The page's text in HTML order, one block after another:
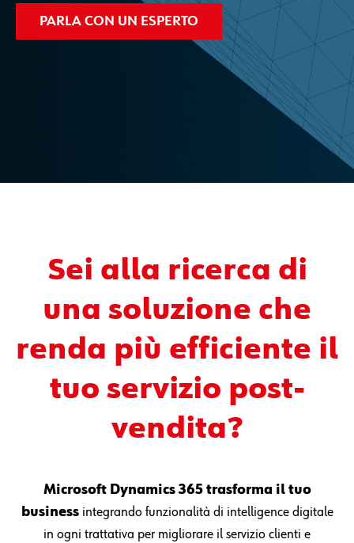
PARLA CON UN ESPERTO
Sei alla ricerca di
una soluzione che
renda più efficiente il
tuo servizio post-
vendita?
Microsoft Dynamics 365 trasforma il tuo
businessintegrando funzionalità di intelligence digitale
in ogni trattativa per migliorare il servizio clienti e